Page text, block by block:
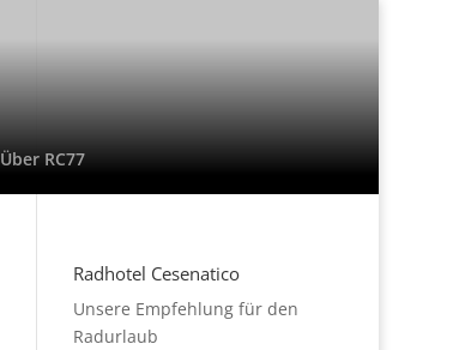
Über RC77
Radhotel Cesenatico
Unsere Empfehlung für den
Radurlaub